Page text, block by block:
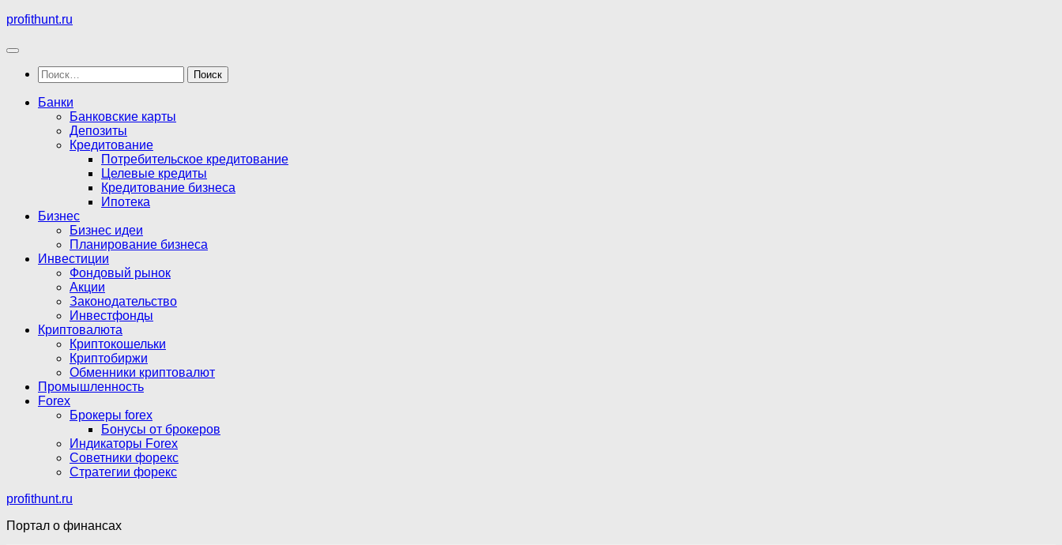
Перейти
содержимому
profithunt.ru
Найти:
Банки
Банковские карты
Депозиты
Кредитование
Потребительское кредитование
Целевые кредиты
Кредитование бизнеса
Ипотека
Бизнес
Бизнес идеи
Планирование бизнеса
Инвестиции
Фондовый рынок
Акции
Законодательство
Инвестфонды
Криптовалюта
Криптокошельки
Криптобиржи
Обменники криптовалют
Промышленность
Forex
Брокеры forex
Бонусы от брокеров
Индикаторы Forex
Советники форекс
Стратегии форекс
profithunt.ru
Портал о финансах